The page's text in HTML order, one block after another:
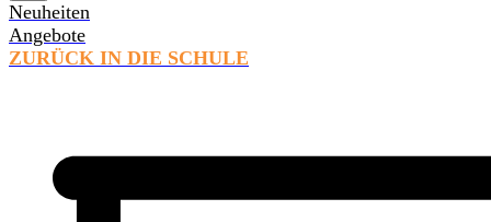
Neuheiten
Angebote
ZURÜCK IN DIE SCHULE